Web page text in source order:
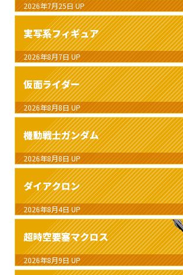
2026年7月25日 UP
実写系フィギュア
2026年8月7日 UP
仮面ライダー
2026年8月8日 UP
機動戦士ガンダム
2026年8月8日 UP
ダイアクロン
2026年8月4日 UP
超時空要塞マクロス
2026年8月9日 UP